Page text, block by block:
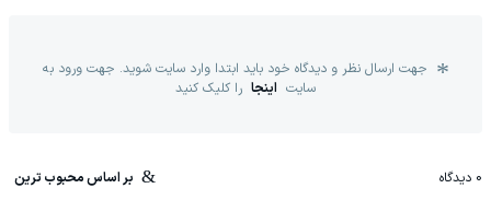
جهت ارسال نظر و دیدگاه خود باید ابتدا وارد سایت شوید. جهت ورود به
سایت اینجا را کلیک کنید
0 دیدگاه بر اساس محبوب ترین